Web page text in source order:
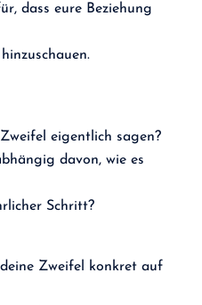
dass eure Beziehung
eigentlich sagen?
davon, wie es
Schritt?
Zweifel konkret auf